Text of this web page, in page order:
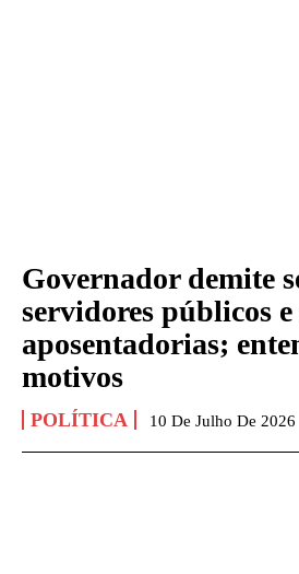
Governador demite
servidores públicos
aposentadorias;
motivos
POLÍTICA 10 De Julho De 2026